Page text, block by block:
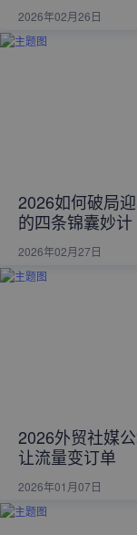
2026年02月26日
2026如何破局
的四条锦囊妙计
2026年02月27日
2026外贸社媒公
让流量变订单
2026年01月07日